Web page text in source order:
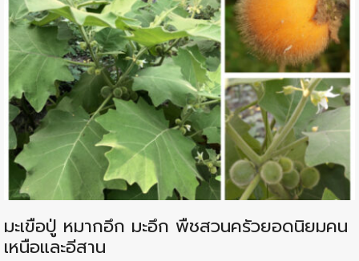
มะเขือปู่ หมากอึก มะอึก พืชสวนครัวยอดนิยมคน
เหนือและอีสาน